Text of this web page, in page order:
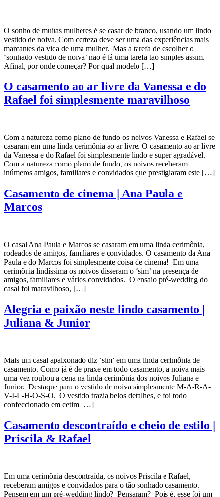
O sonho de muitas mulheres é se casar de branco, usando um lindo
vestido de noiva. Com certeza deve ser uma das experiências mais
marcantes da vida de uma mulher. Mas a tarefa de escolher o
‘sonhado vestido de noiva’ não é lá uma tarefa tão simples assim.
Afinal, por onde começar? Por qual modelo […]
O casamento ao ar livre da Vanessa e do
Rafael foi simplesmente maravilhoso
Com a natureza como plano de fundo os noivos Vanessa e Rafael se
casaram em uma linda cerimônia ao ar livre. O casamento ao ar livre
da Vanessa e do Rafael foi simplesmente lindo e super agradável.
Com a natureza como plano de fundo, os noivos receberam
inúmeros amigos, familiares e convidados que prestigiaram este […]
Casamento de cinema | Ana Paula e
Marcos
O casal Ana Paula e Marcos se casaram em uma linda cerimônia,
rodeados de amigos, familiares e convidados. O casamento da Ana
Paula e do Marcos foi simplesmente coisa de cinema! Em uma
cerimônia lindíssima os noivos disseram o ‘sim’ na presença de
amigos, familiares e vários convidados. O ensaio pré-wedding do
casal foi maravilhoso, […]
Alegria e paixão neste lindo casamento |
Juliana & Junior
Mais um casal apaixonado diz ‘sim’ em uma linda cerimônia de
casamento. Como já é de praxe em todo casamento, a noiva mais
uma vez roubou a cena na linda cerimônia dos noivos Juliana e
Junior. Destaque para o vestido de noiva simplesmente M-A-R-A-
V-I-L-H-O-S-O. O vestido trazia belos detalhes, e foi todo
confeccionado em cetim […]
Casamento descontraído e cheio de estilo |
Priscila & Rafael
Em uma cerimônia descontraída, os noivos Priscila e Rafael,
receberam amigos e convidados para o tão sonhado casamento.
Pensem em um pré-wedding lindo? Pensaram? Pois é, esse foi um